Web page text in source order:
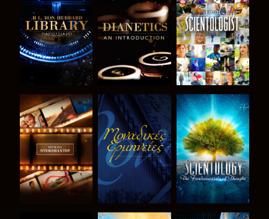
ΕΞΕΡΕΥΝΗΣΤΕ
ΤΗ ΣΕΙΡΑ
ΕΞΕΡΕΥΝΗΣΤΕ
ΤΗ ΣΕΙΡΑ
ΠΑΡΑΚΟΛΟΥΘΗΣΤΕ
ΕΞΕΡΕΥΝΗΣΤΕ
ΤΗ ΣΕΙΡΑ
ΠΑΡΑΚΟΛΟΥΘΗΣΤΕ
ΕΞΕΡΕΥΝΗΣΤΕ
ΤΗ ΣΕΙΡΑ